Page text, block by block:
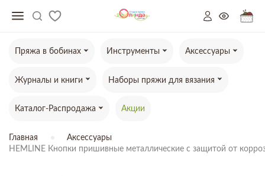
Пряжа в бобинах Инструменты Аксессуары
Журналы и книги Наборы пряжи для вязания
Каталог-Распродажа Акции
Главная
Аксессуары
HEMLINE Кнопки пришивные металлические c защитой от